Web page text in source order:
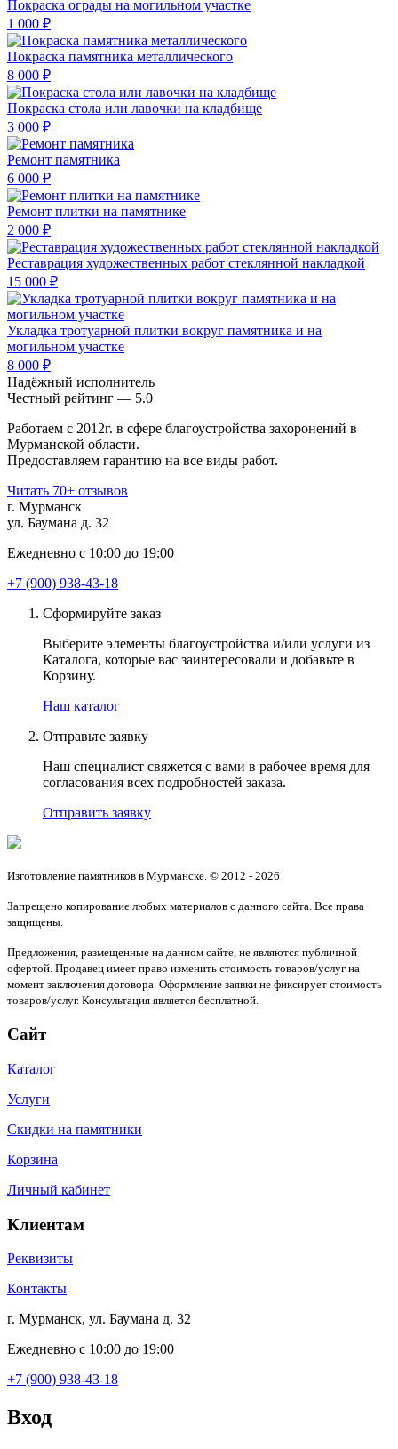
Покраска ограды на могильном участке
1 000 ₽
Покраска памятника металлического
8 000 ₽
Покраска стола или лавочки на кладбище
3 000 ₽
Ремонт памятника
6 000 ₽
Ремонт плитки на памятнике
2 000 ₽
Реставрация художественных работ стеклянной накладкой
15 000 ₽
Укладка тротуарной плитки вокруг памятника и на
могильном участке
8 000 ₽
Надёжный исполнитель
Чеcтный рейтинг — 5.0
Работаем с 2012г. в сфере благоустройства захоронений в
Мурманской области.
Предоставляем гарантию на все виды работ.
Читать 70+ отзывов
г. Мурманск
ул. Баумана д. 32
Ежедневно с 10:00 до 19:00
+7 (900) 938-43-18
Сформируйте заказ
Выберите элементы благоустройства и/или услуги из
Каталога, которые вас заинтересовали и добавьте в
Корзину.
Наш каталог
Отправьте заявку
Наш специалист свяжется с вами в рабочее время для
согласования всех подробностей заказа.
Отправить заявку
Изготовление памятников в Мурманске. © 2012 - 2026
Запрещено копирование любых материалов с данного сайта. Все права
защищены.
Предложения, размещенные на данном сайте, не являются публичной
офертой. Продавец имеет право изменить стоимость товаров/услуг на
момент заключения договора. Оформление заявки не фиксирует стоимость
товаров/услуг. Консультация является бесплатной.
Сайт
Каталог
Услуги
Скидки на памятники
Корзина
Личный кабинет
Клиентам
Реквизиты
Контакты
г. Мурманск, ул. Баумана д. 32
Ежедневно с 10:00 до 19:00
+7 (900) 938-43-18
Вход